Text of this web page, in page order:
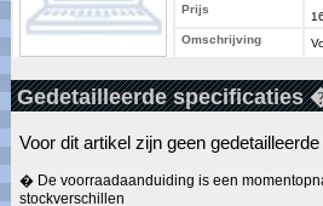
Prijs
Omschrijving
Gedetailleerde specificaties
Voor dit artikel zijn geen
� De voorraadaanduiding is een
stockverschillen